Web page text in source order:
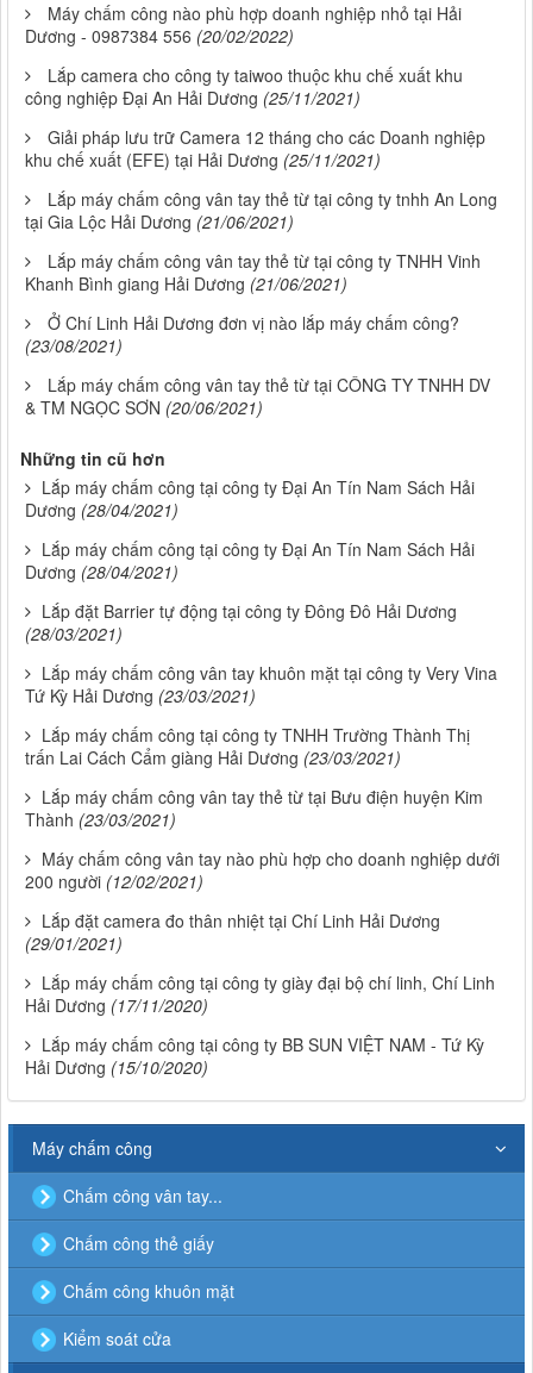
Máy chấm công nào phù hợp doanh nghiệp nhỏ tại Hải
Dương - 0987384 556 (20/02/2022)
Lắp camera cho công ty taiwoo thuộc khu chế xuất khu
công nghiệp Đại An Hải Dương (25/11/2021)
Giải pháp lưu trữ Camera 12 tháng cho các Doanh nghiệp
khu chế xuất (EFE) tại Hải Dương (25/11/2021)
Lắp máy chấm công vân tay thẻ từ tại công ty tnhh An Long
tại Gia Lộc Hải Dương (21/06/2021)
Lắp máy chấm công vân tay thẻ từ tại công ty TNHH Vinh
Khanh Bình giang Hải Dương (21/06/2021)
Ở Chí Linh Hải Dương đơn vị nào lắp máy chấm công?
(23/08/2021)
Lắp máy chấm công vân tay thẻ từ tại CÔNG TY TNHH DV
& TM NGỌC SƠN (20/06/2021)
Những tin cũ hơn
Lắp máy chấm công tại công ty Đại An Tín Nam Sách Hải
Dương (28/04/2021)
Lắp máy chấm công tại công ty Đại An Tín Nam Sách Hải
Dương (28/04/2021)
Lắp đặt Barrier tự động tại công ty Đông Đô Hải Dương
(28/03/2021)
Lắp máy chấm công vân tay khuôn mặt tại công ty Very Vina
Tứ Kỳ Hải Dương (23/03/2021)
Lắp máy chấm công tại công ty TNHH Trường Thành Thị
trấn Lai Cách Cẩm giàng Hải Dương (23/03/2021)
Lắp máy chấm công vân tay thẻ từ tại Bưu điện huyện Kim
Thành (23/03/2021)
Máy chấm công vân tay nào phù hợp cho doanh nghiệp dưới
200 người (12/02/2021)
Lắp đặt camera đo thân nhiệt tại Chí Linh Hải Dương
(29/01/2021)
Lắp máy chấm công tại công ty giày đại bộ chí linh, Chí Linh
Hải Dương (17/11/2020)
Lắp máy chấm công tại công ty BB SUN VIỆT NAM - Tứ Kỳ
Hải Dương (15/10/2020)
Máy chấm công
Chấm công vân tay...
Chấm công thẻ giấy
Chấm công khuôn mặt
Kiểm soát cửa